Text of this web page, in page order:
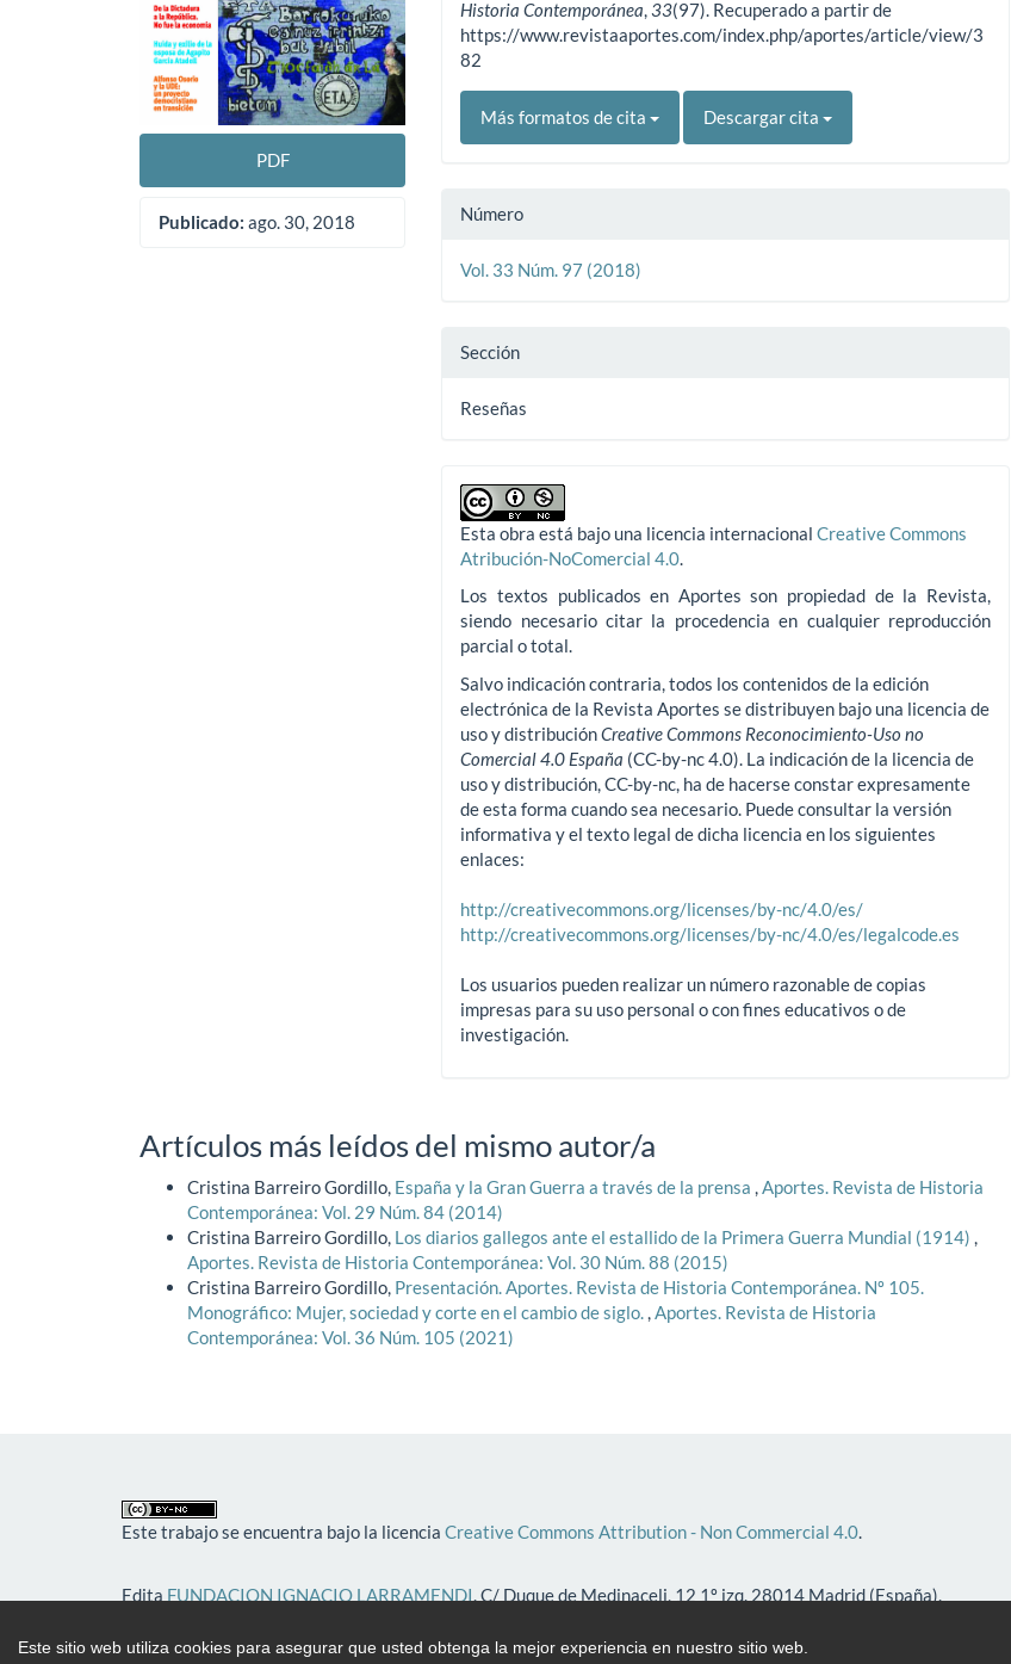
Este sitio web utiliza cookies para asegurar que usted obtenga la mejor experiencia en nuestro sitio web.
PDF
Publicado: ago. 30, 2018
Historia Contemporánea ,33(97). Recuperado a partir de
https://www.revistaaportes.com/index.php/aportes/article/view/3
82
Más formatos de cita Descargar cita
Número
Vol. 33 Núm. 97 (2018)
Sección
Reseñas
Esta obra está bajo una licencia internacionalCreative Commons
Atribución-NoComercial 4.0
Los textos publicados en Aportes son propiedad de la Revista,
siendo necesario citar la procedencia en cualquier reproducción
parcial o total.
Salvo indicación contraria, todos los contenidos de la edición
electrónica de la Revista Aportes se distribuyen bajo una licencia de
uso y distribuciónCreative Commons Reconocimiento-Uso no
Comercial 4.0 España (CC-by-nc 4.0). La indicación de la licencia de
uso y distribución, CC-by-nc, ha de hacerse constar expresamente
de esta forma cuando sea necesario. Puede consultar la versión
informativa y el texto legal de dicha licencia en los siguientes
enlaces:
http://creativecommons.org/licenses/by-nc/4.0/es/
http://creativecommons.org/licenses/by-nc/4.0/es/legalcode.es
Los usuarios pueden realizar un número razonable de copias
impresas para su uso personal o con fines educativos o de
investigación.
Artículos más leídos del mismo autor/a
Cristina Barreiro Gordillo, España y la Gran Guerra a través de la prensa
Aportes. Revista de Historia
Contemporánea: Vol. 29 Núm. 84 (2014)
Cristina Barreiro Gordillo, Los diarios gallegos ante el estallido de la Primera Guerra Mundial (1914)
Aportes. Revista de Historia Contemporánea: Vol. 30 Núm. 88 (2015)
Cristina Barreiro Gordillo, Presentación. Aportes. Revista de Historia Contemporánea. Nº 105.
Monográfico: Mujer, sociedad y corte en el cambio de siglo.
Aportes. Revista de Historia
Contemporánea: Vol. 36 Núm. 105 (2021)
Este trabajo se encuentra bajo la licencia Creative Commons Attribution - Non Commercial 4.0.
Edita FUNDACION IGNACIO LARRAMENDI . C/ Duque de Medinaceli, 12 1º izq. 28014 Madrid (España).